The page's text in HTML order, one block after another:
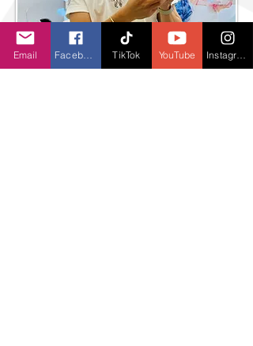
"Color your life - Design your style",
Email TikTok YouTube